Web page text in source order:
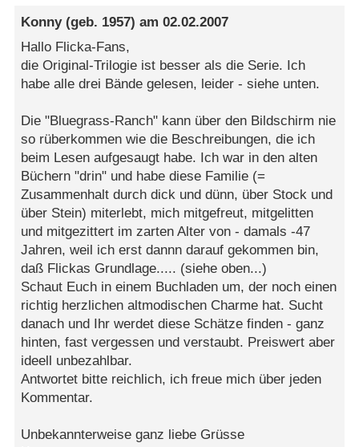
Konny(geb. 1957) am02.02.2007
Hallo Flicka-Fans,
die Original-Trilogie ist besser als die Serie. Ich
habe alle drei Bände gelesen, leider - siehe unten.
Die "Bluegrass-Ranch" kann über den Bildschirm nie
so rüberkommen wie die Beschreibungen, die ich
beim Lesen aufgesaugt habe. Ich war in den alten
Büchern "drin" und habe diese Familie (=
Zusammenhalt durch dick und dünn, über Stock und
über Stein) miterlebt, mich mitgefreut, mitgelitten
und mitgezittert im zarten Alter von - damals -47
Jahren, weil ich erst dannn darauf gekommen bin,
daß Flickas Grundlage..... (siehe oben...)
Schaut Euch in einem Buchladen um, der noch einen
richtig herzlichen altmodischen Charme hat. Sucht
danach und Ihr werdet diese Schätze finden - ganz
hinten, fast vergessen und verstaubt. Preiswert aber
ideell unbezahlbar.
Antwortet bitte reichlich, ich freue mich über jeden
Kommentar.
Unbekannterweise ganz liebe Grüsse